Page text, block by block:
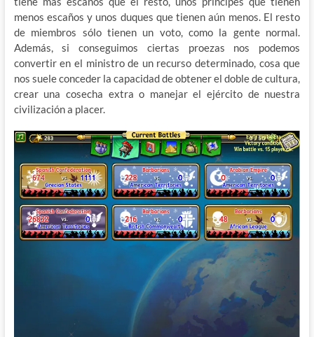
menos escaños y unos duques que tienen aún menos. El resto
de miembros sólo tienen un voto, como la gente normal.
Además, si conseguimos ciertas proezas nos podemos
convertir en el ministro de un recurso determinado, cosa que
nos suele conceder la capacidad de obtener el doble de cultura,
crear una cosecha extra o manejar el ejército de nuestra
civilización a placer.